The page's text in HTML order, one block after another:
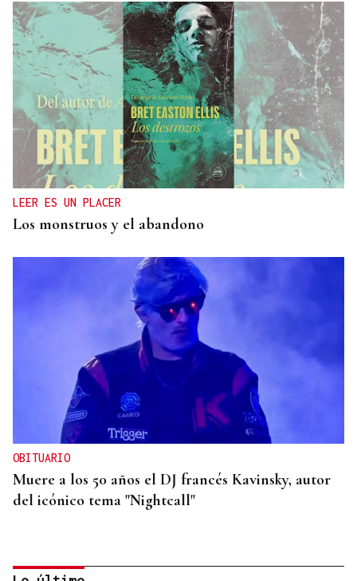
LEER ES UN PLACER
Los monstruos y el abandono
OBITUARIO
Muere a los 50 años el DJ francés Kavinsky, autor
del icónico tema "Nightcall"